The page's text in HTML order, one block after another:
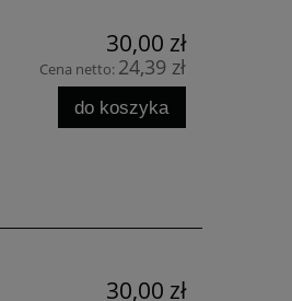
30,00 zł
Cena netto: 24,39 zł
do koszyka
30,00 zł